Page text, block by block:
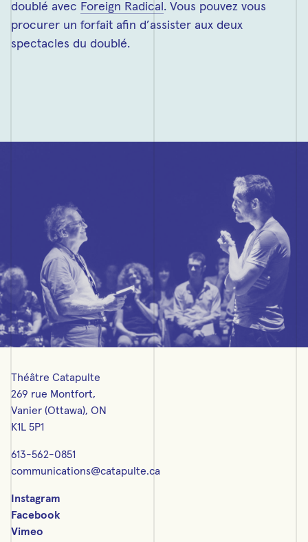
doublé avec Foreign Radical . Vous pouvez vous
procurer un forfait afin d’assister aux deux
spectacles du doublé.
Théâtre Catapulte
269 rue Montfort,
Vanier (Ottawa), ON
K1L 5P1
613-562-0851
communications@catapulte.ca
Instagram
Facebook
Vimeo